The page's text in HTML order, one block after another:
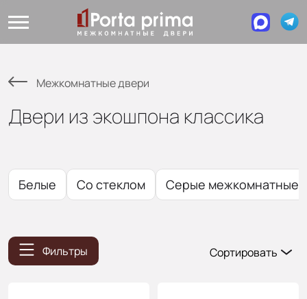
Межкомнатные двери
Двери из экошпона классика
Белые Со стеклом Серые межкомнатные
Фильтры
Сортировать